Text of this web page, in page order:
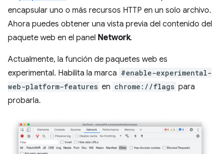
encapsular uno o más recursos HTTP en un solo archivo.
Ahora puedes obtener una vista previa del contenido del
paquete web en el panel Network.
Actualmente, la función de paquetes web es
experimental. Habilita la marca #enable-experimental-
web-platform-features en chrome://flags para
probarla.